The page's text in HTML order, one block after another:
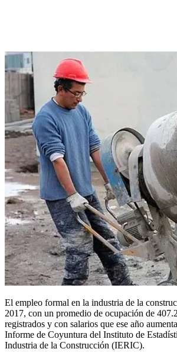
El empleo formal en la industria de la
2017, con un promedio de ocupación de
registrados y con salarios que ese año
Informe de Coyuntura del Instituto de
Industria de la Construcción (IERIC).